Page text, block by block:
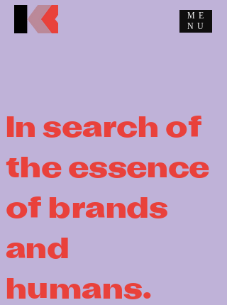
ME
NU
In search of
the essence
of brands
and
humans.